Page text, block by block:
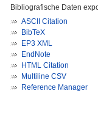
Bibliografische Daten
ASCII Citation
BibTeX
EP3 XML
EndNote
HTML Citation
Multiline CSV
Reference Manager